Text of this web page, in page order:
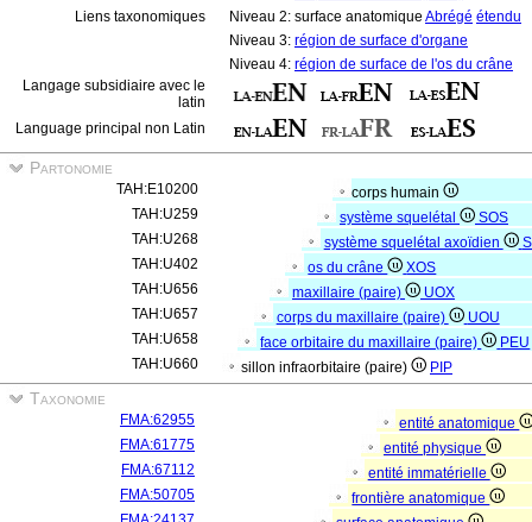
Liens taxonomiques
Niveau 2: surface anatomique Abrégé étendu
Niveau 3: région de surface d'organe
Niveau 4: région de surface de l'os du crâne
Langage subsidiaire avec le
latin
Language principal non Latin
Partonomie
TAH:E10200
corps humain
TAH:U259
système squelétal
SOS
TAH:U268
système squelétal axoïdien
TAH:U402
os du crâne
XOS
TAH:U656
maxillaire (paire)
UOX
TAH:U657
corps du maxillaire (paire)
UOU
TAH:U658
face orbitaire du maxillaire (paire)
PEU
TAH:U660
sillon infraorbitaire (paire) PIP
Taxonomie
FMA:62955
entité anatomique
FMA:61775
entité physique
FMA:67112
entité immatérielle
FMA:50705
frontière anatomique